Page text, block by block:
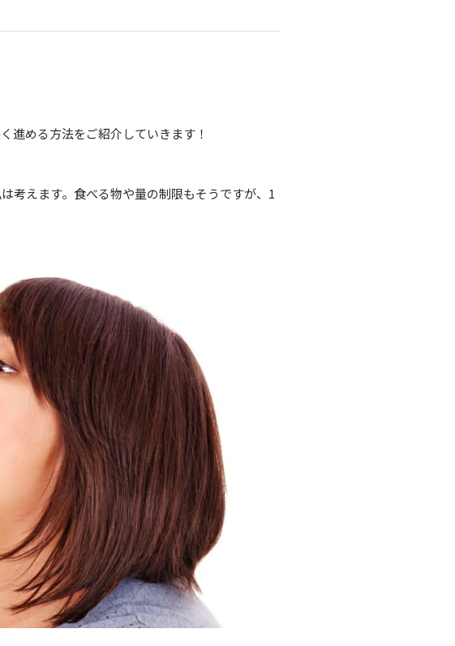
進める方法をご紹介していきます！
考えます。食べる物や量の制限もそうですが、1